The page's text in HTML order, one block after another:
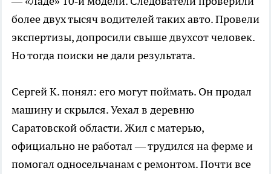
более двух тысяч водителей таких авто. Провели
экспертизы, допросили свыше двухсот человек.
Но тогда поиски не дали результата.
Сергей К. понял: его могут поймать. Он продал
машину и скрылся. Уехал в деревню
Саратовской области. Жил с матерью,
официально не работал — трудился на ферме и
помогал односельчанам с ремонтом. Почти все